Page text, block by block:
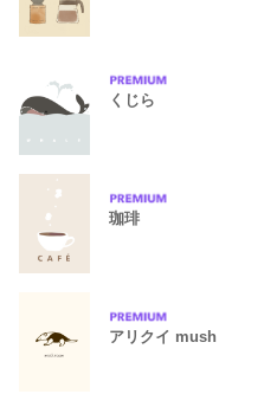
くじら
珈琲
アリクイ mush